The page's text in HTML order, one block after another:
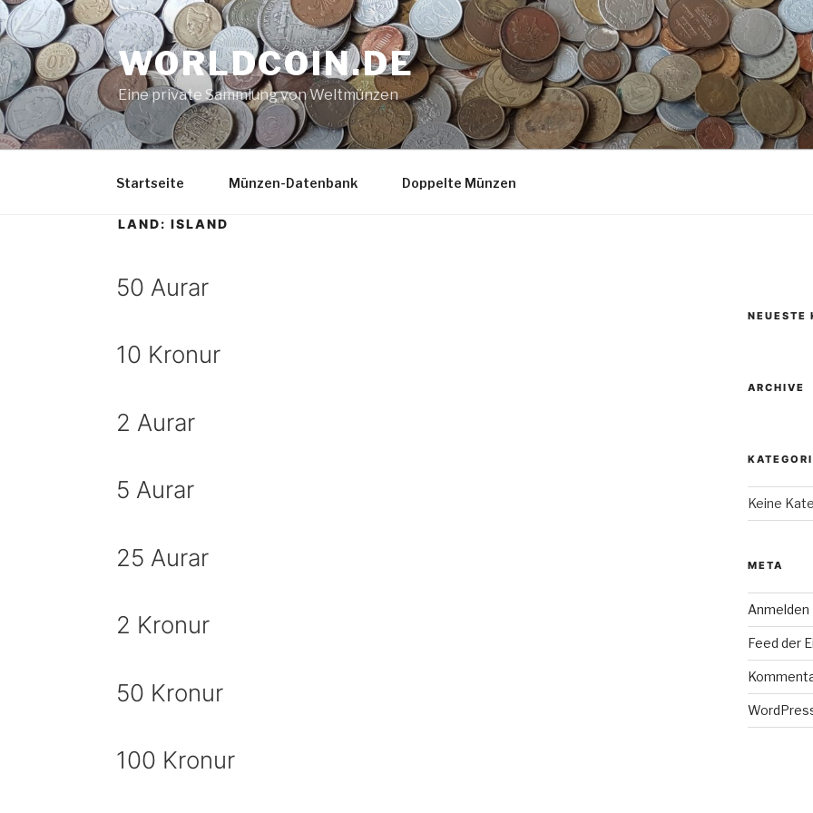
Zum
Inhalt
springen
WORLDCOIN.DE
Eine private Sammlung von Weltmünzen
Startseite Münzen-Datenbank Doppelte Münzen
LAND: ISLAND
50 Aurar
10 Kronur
2 Aurar
5 Aurar
25 Aurar
2 Kronur
50 Kronur
100 Kronur
NEUESTE
ARCHIVE
Keine
META
Anmelden
Feed der